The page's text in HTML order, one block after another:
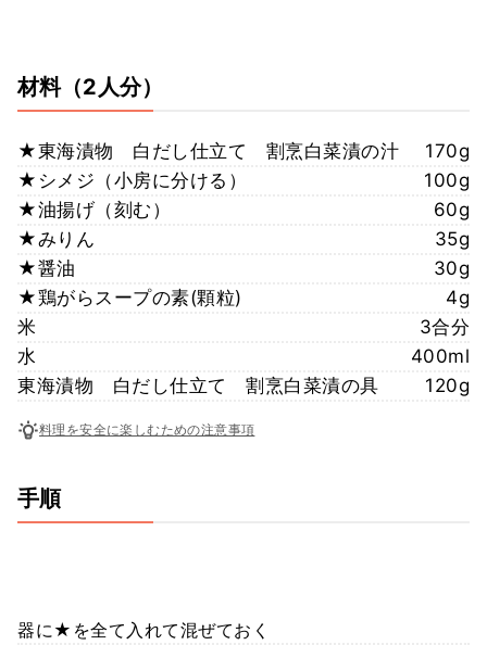
材料（2人分）
★東海漬物 白だし仕立て 割烹白菜漬の汁
170g
★シメジ（小房に分ける）
100g
★油揚げ（刻む）
60g
★みりん
35g
★醤油
30g
★鶏がらスープの素(顆粒)
4g
米
3合分
水
400ml
東海漬物 白だし仕立て 割烹白菜漬の具
120g
料理を安全に楽しむための注意事項
手順
器に★を全て入れて混ぜておく